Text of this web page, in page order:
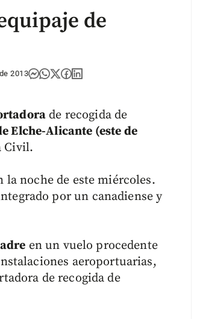
de
2013
de recogida de
Elche-Alicante (este de
Civil.
noche de este miércoles.
por un canadiense y
en un vuelo procedente
aeroportuarias,
de recogida de